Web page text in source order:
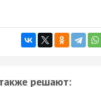
решают: